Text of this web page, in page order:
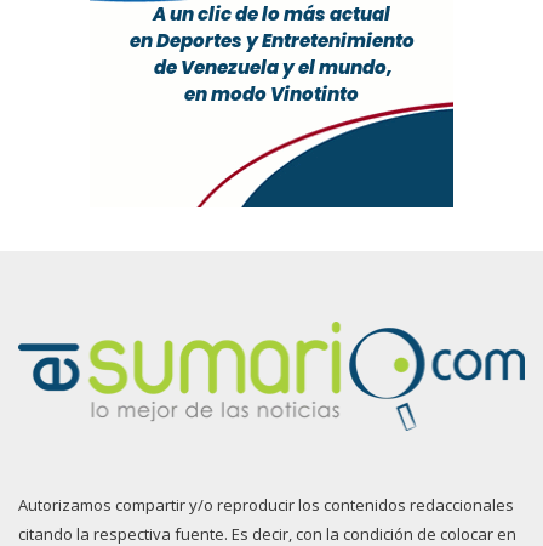
Autorizamos compartir y/o reproducir los contenidos redaccionales
citando la respectiva fuente. Es decir, con la condición de colocar en